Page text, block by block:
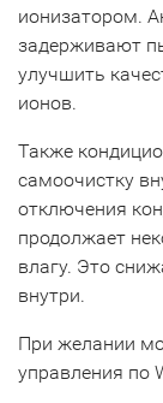
ионизатором.
задерживают
улучшить
ионов.
Также
самоочистку
отключения
продолжает
влагу. Это
внутри.
При желании
управления по